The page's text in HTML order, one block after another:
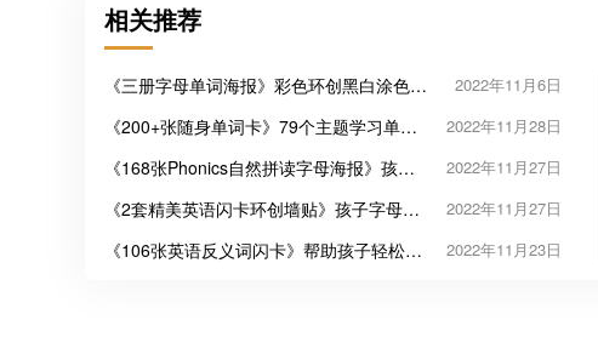
相关推荐
《三册字母单词海报》彩色环创黑白涂色英
2022年11月6日
《200+张随身单词卡》79个主题学习单词
2022年11月28日
《168张Phonics自然拼读字母海报》孩子
2022年11月27日
《2套精美英语闪卡环创墙贴》孩子字母单
2022年11月27日
《106张英语反义词闪卡》帮助孩子轻松记
2022年11月23日